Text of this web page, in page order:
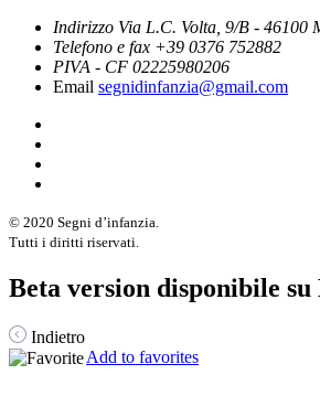
Indirizzo Via L.C. Volta, 9/B - 46100
Telefono e fax +39 0376 752882
PIVA - CF 02225980206
Email segnidinfanzia@gmail.com
© 2020 Segni d’infanzia.
Tutti i diritti riservati.
Beta version disponibile su
Indietro
Add to favorites